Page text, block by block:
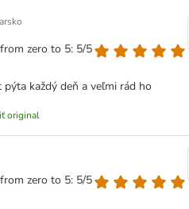
zero to 5: 5/5
každý deň a veľmi rád ho
original
zero to 5: 5/5